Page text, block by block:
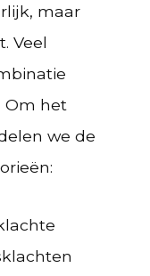
maar
Veel
Om het
we de